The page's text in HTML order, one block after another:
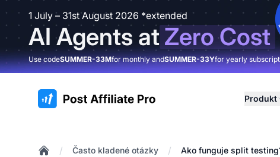
1 July – 31st August 2026 *extended
AI Agents atZero Cost
Use codeSUMMER-33Mfor monthly andSUMMER-33Yfor yearly
:site.title Produkt
/ Často kladené otázky / Ako funguje split